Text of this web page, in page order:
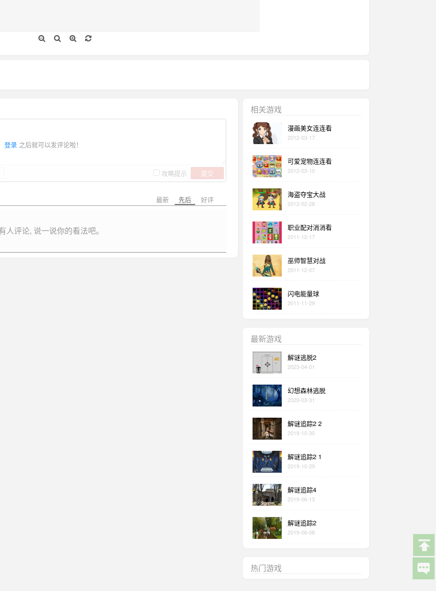
登录 之后就可以发评论啦！
攻略提示 提交
最新 先后 好评
人评论, 说一说你的看法吧。
相关游戏
漫画美女连连看
2012-03-17
可爱宠物连连看
2012-03-10
海盗夺宝大战
2012-02-28
职业配对消消看
2011-12-17
巫师智慧对战
2011-12-07
闪电能量球
2011-11-29
最新游戏
解谜逃脱2
2023-04-01
幻想森林逃脱
2020-03-31
解谜追踪2 2
2019-10-30
解谜追踪2 1
2019-10-29
解谜追踪4
2019-06-13
解谜追踪2
2019-06-08
热门游戏